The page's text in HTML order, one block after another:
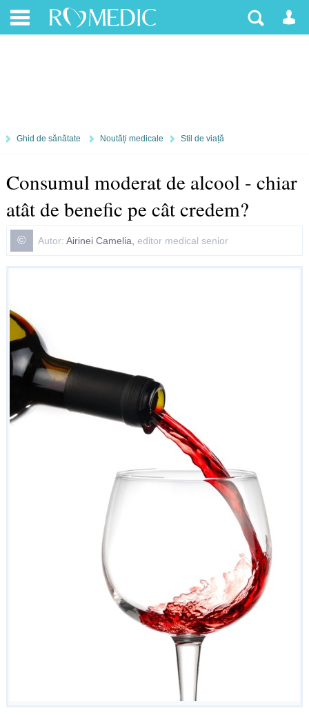
Ghid de sănătate Noutăți medicale Stil de viață
Consumul moderat de alcool - chiar
atât de benefic pe cât credem?
© Autor: Airinei Camelia, editor medical senior